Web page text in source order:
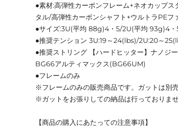
●素材:高弾性カーボンフレーム+ネオカップ
タル/高弾性カーボンシャフト+ウルトラPE
●サイズ:3U(平均 88g)4・5/2U(平均 93g)4・
●推奨テンション 3U:19～24(lbs)/2U:20～
●推奨ストリング 【ハードヒッター】ナノジ
BG66アルティマックス(BG66UM)
●フレームのみ
※フレームのみの販売商品です。ガットは別売
※ガットをお張りしての納品は行っておりま
【商品の購入にあたっての注意事項】